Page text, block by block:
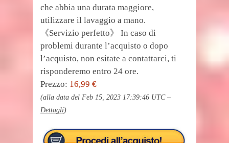
che abbia una durata maggiore,
utilizzare il lavaggio a mano.
《Servizio perfetto》 In caso di
problemi durante l’acquisto o dopo
l’acquisto, non esitate a contattarci, ti
risponderemo entro 24 ore.
Prezzo: 16,99 €
(alla data del Feb 15, 2023 17:39:46 UTC –
Dettagli)